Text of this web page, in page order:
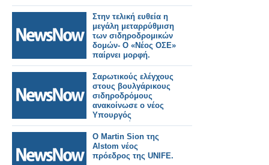
Στην τελική ευθεία η
μεγάλη μεταρρύθμιση
των σιδηροδρoμικών
δομών- Ο «Νέος ΟΣΕ»
παίρνει μορφή.
Σαρωτικούς ελέγχους
στους βουλγάρικους
σιδηροδρόμους
ανακοίνωσε ο νέος
Υπουργός
Μεταφορών.
Ο Martin Sion της
Alstom νέος
πρόεδρος της UNIFE.